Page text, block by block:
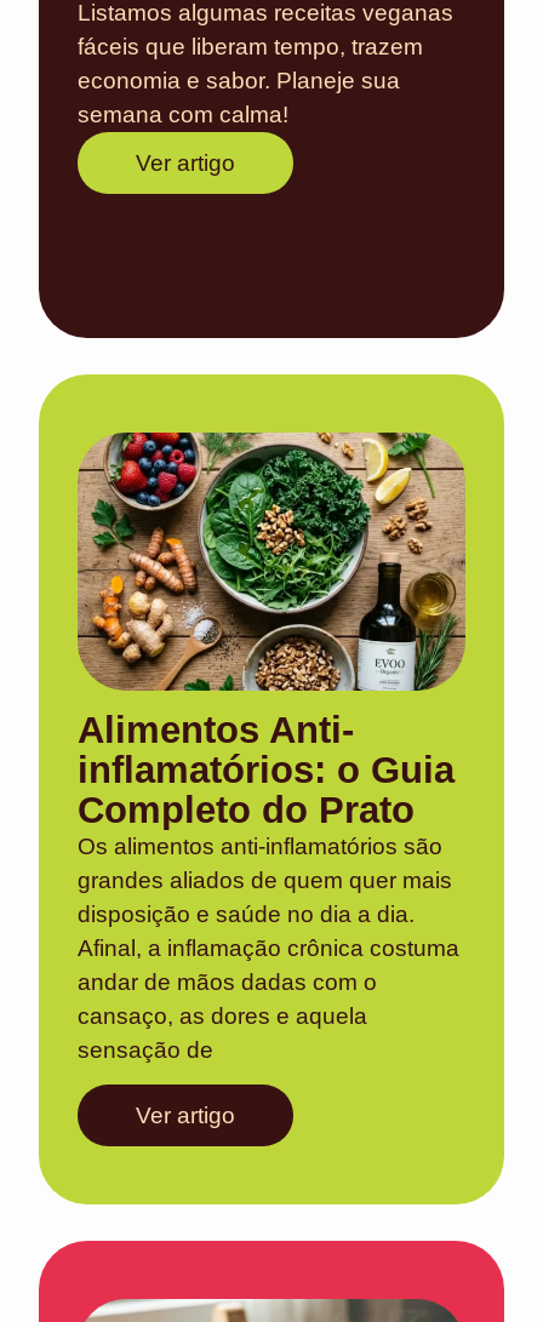
Listamos algumas receitas veganas
fáceis que liberam tempo, trazem
economia e sabor. Planeje sua
semana com calma!
Ver artigo
Alimentos Anti-
inflamatórios: o Guia
Completo do Prato
Os alimentos anti-inflamatórios são
grandes aliados de quem quer mais
disposição e saúde no dia a dia.
Afinal, a inflamação crônica costuma
andar de mãos dadas com o
cansaço, as dores e aquela
sensação de
Ver artigo